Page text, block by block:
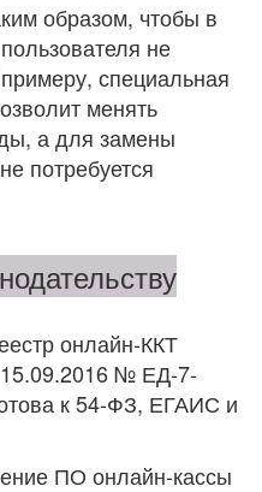
образом, чтобы в
не
специальная
менять
а для замены
потребуется
онлайн-ККТ
№ ЕД-7-
к 54-ФЗ, ЕГАИС и
ПО онлайн-кассы